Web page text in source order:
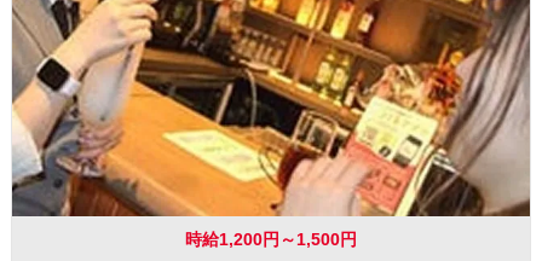
時給1,200円～1,500円